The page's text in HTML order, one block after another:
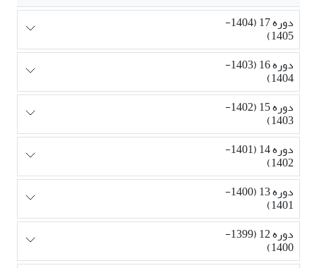
دوره 17 (1404-
1405)
دوره 16 (1403-
1404)
دوره 15 (1402-
1403)
دوره 14 (1401-
1402)
دوره 13 (1400-
1401)
دوره 12 (1399-
1400)